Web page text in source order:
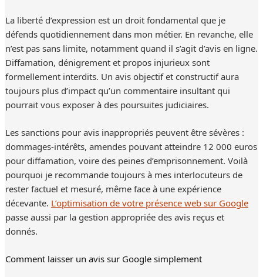
La liberté d’expression est un droit fondamental que je
défends quotidiennement dans mon métier. En revanche, elle
n’est pas sans limite, notamment quand il s’agit d’avis en ligne.
Diffamation, dénigrement et propos injurieux sont
formellement interdits. Un avis objectif et constructif aura
toujours plus d’impact qu’un commentaire insultant qui
pourrait vous exposer à des poursuites judiciaires.
Les sanctions pour avis inappropriés peuvent être sévères :
dommages-intérêts, amendes pouvant atteindre 12 000 euros
pour diffamation, voire des peines d’emprisonnement. Voilà
pourquoi je recommande toujours à mes interlocuteurs de
rester factuel et mesuré, même face à une expérience
décevante. L’optimisation de votre présence web sur Google
passe aussi par la gestion appropriée des avis reçus et
donnés.
Comment laisser un avis sur Google simplement